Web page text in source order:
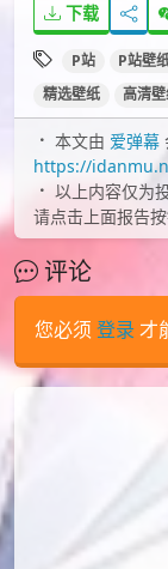
下载
P站 P站壁
精选壁纸
高清
本文由 爱弹幕
https://
以上内容仅为
请点击上面报告
评论
您必须 登录 才